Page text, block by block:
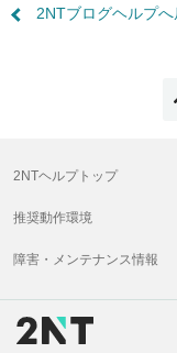
2NTブログヘルプへ
2NTヘルプトップ
推奨動作環境
障害・メンテナンス情報